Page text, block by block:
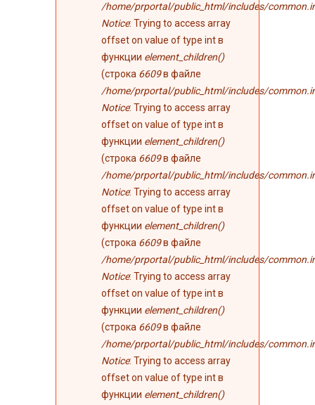
/home/prportal/public_html/includes/
Notice: Trying to access array
offset on value of type int в
функции element_children()
(строка 6609в файле
/home/prportal/public_html/includes/
Notice: Trying to access array
offset on value of type int в
функции element_children()
(строка 6609в файле
/home/prportal/public_html/includes/
Notice: Trying to access array
offset on value of type int в
функции element_children()
(строка 6609в файле
/home/prportal/public_html/includes/
Notice: Trying to access array
offset on value of type int в
функции element_children()
(строка 6609в файле
/home/prportal/public_html/includes/
Notice: Trying to access array
offset on value of type int в
функции element_children()